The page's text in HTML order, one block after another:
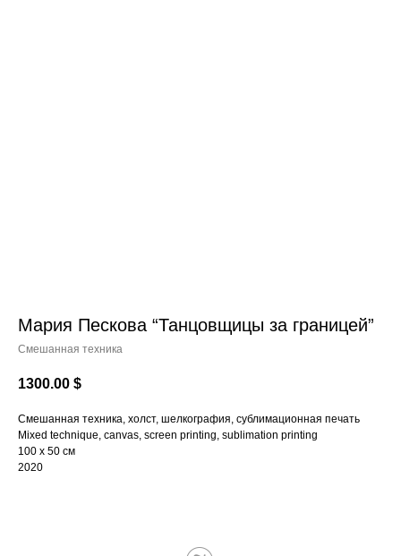
Мария Пескова “Танцовщицы за границей”
Смешанная техника
1300.00 $
Смешанная техника, холст, шелкография, сублимационная печать
Mixed technique, сanvas, screen printing, sublimation printing
100 х 50 см
2020